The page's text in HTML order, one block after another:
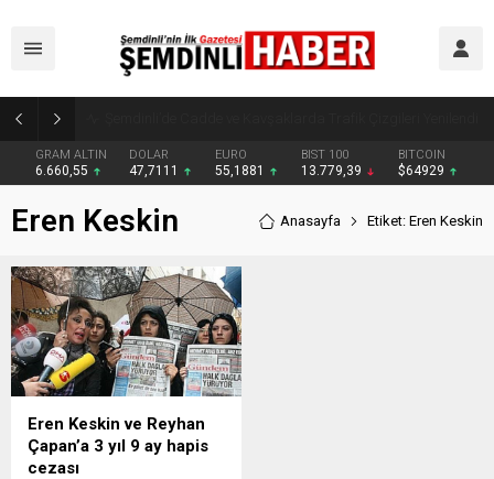
GRAM ALTIN
6.660,55
DOLAR
47,7111
EURO
55,1881
BIST 100
13.779,39
BITCOIN
$64929
Eren Keskin Anasayfa Etiket: Eren Keskin
Eren Keskin ve Reyhan
Çapan’a 3 yıl 9 ay hapis
cezası